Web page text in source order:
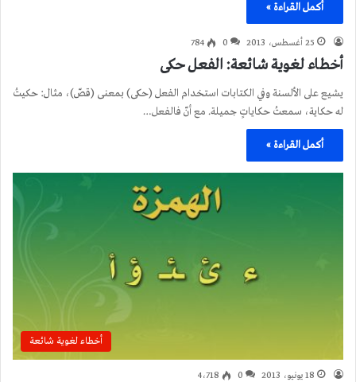
أكمل القراءة »
25 أغسطس، 2013 0
784
أخطاء لغوية شائعة: الفعل حكى
يشيع على الألسنة وفي الكتابات استخدام الفعل (حكى) بمعنى (قصّ)، مثال: حكيتُ
له حكاية، سمعتُ حكاياتٍ جميلة. مع أنّ فالفعل…
أكمل القراءة »
أخطاء لغوية شائعة
18 يونيو، 2013 0 4٬718